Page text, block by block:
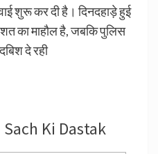
शुरू कर दी है। दिनदहाड़े हुई
का माहौल है, जबकि पुलिस
दे रही
Sach Ki Dastak